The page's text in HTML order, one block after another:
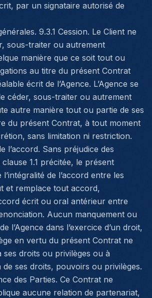
par un signataire autorisé de
9.3.1 Cession. Le Client ne
sous-traiter ou autrement
manière que ce soit tout ou
au titre du présent Contrat
écrit de l’Agence. L’Agence se
céder, sous-traiter ou autrement
autre manière tout ou partie de ses
du présent Contrat, à tout moment
sans limitation ni restriction.
l’accord. Sans préjudice des
1.1 précitée, le présent
de l’accord entre les
et remplace tout accord,
écrit ou oral antérieur entre
Aucun manquement ou
l’Agence dans l’exercice d’un droit,
en vertu du présent Contrat ne
ses droits ou privilèges ou à
ses droits, pouvoirs ou privilèges.
des Parties. Ce Contrat ne
aucune relation de partenariat,